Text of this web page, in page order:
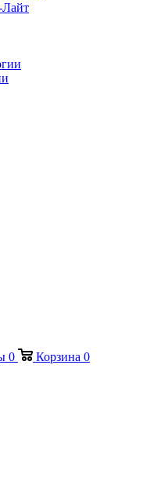
Лайт
0 Корзина 0